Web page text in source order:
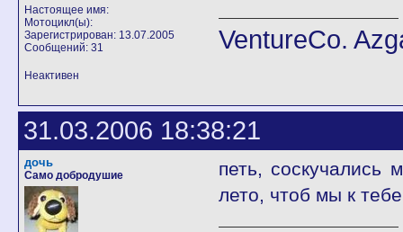
Настоящее имя:
Мотоцикл(ы):
Зарегистрирован: 13.07.2005
Сообщений: 31
VentureCo.
Неактивен
31.03.2006 18:38:21
дочь
Само добродушие
петь,
лето, чтоб мы к